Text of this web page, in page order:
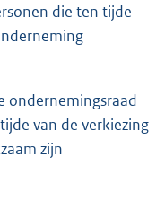
die ten tijde
ondernemingsraad
van de verkiezing
zijn